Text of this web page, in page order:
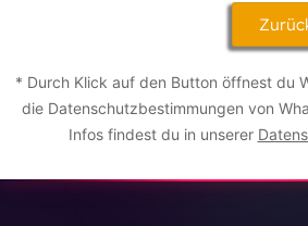
* Durch Klick auf den Button öffnest du
die Datenschutzbestimmungen von
Infos findest du in unserer